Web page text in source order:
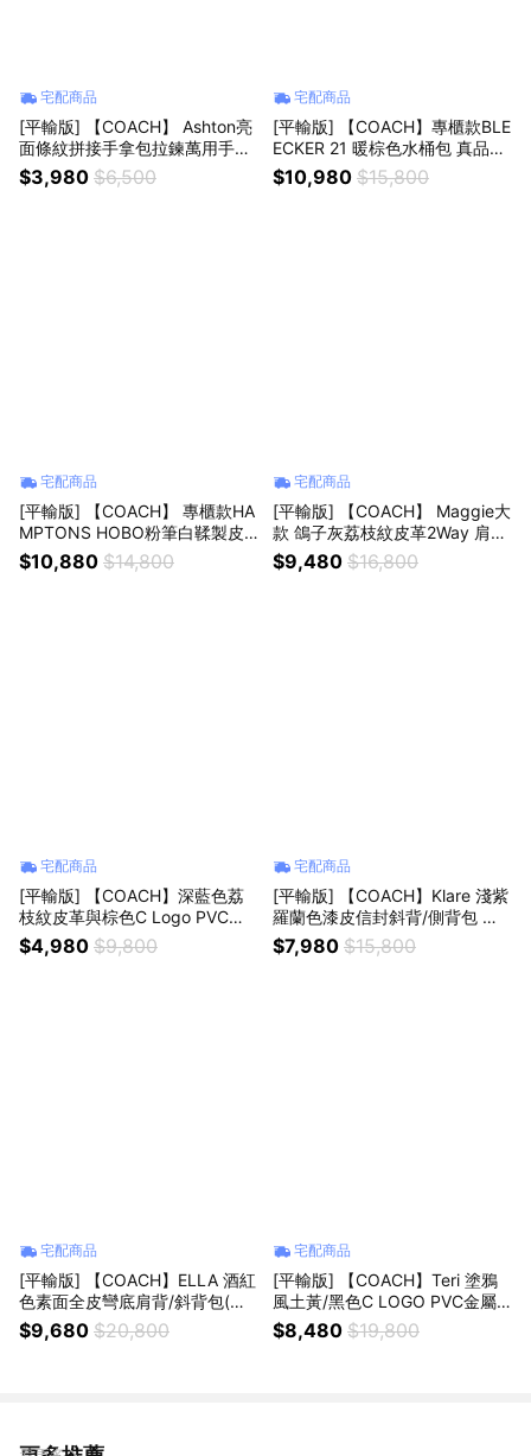
宅配商品
[平輸版] 【COACH】 Ashton亮
面條紋拼接手拿包拉鍊萬用手拿
包 真品平輸
$3,980 $6,500
宅配商品
[平輸版] 【COACH】專櫃款BLE
ECKER 21 暖棕色水桶包 真品平
輸
$10,980 $15,800
宅配商品
[平輸版] 【COACH】 專櫃款HA
MPTONS HOBO粉筆白鞣製皮
革肩背腋下包 真品平輸
$10,880 $14,800
宅配商品
[平輸版] 【COACH】 Maggie大
款 鴿子灰荔枝紋皮革2Way 肩背
手提托特包 真品平輸
$9,480 $16,800
宅配商品
[平輸版] 【COACH】深藍色荔
枝紋皮革與棕色C Logo PVC二
合一卡夾皮夾 真品平輸
$4,980 $9,800
宅配商品
[平輸版] 【COACH】Klare 淺紫
羅蘭色漆皮信封斜背/側背包 真
品平輸
$7,980 $15,800
宅配商品
[平輸版] 【COACH】ELLA 酒紅
色素面全皮彎底肩背/斜背包(大)
真品平輸
$9,680 $20,800
宅配商品
[平輸版] 【COACH】Teri 塗鴉
風土黃/黑色C LOGO PVC金屬
掛飾彎底肩背/斜背兩用小包 真
品平輸
$8,480 $19,800